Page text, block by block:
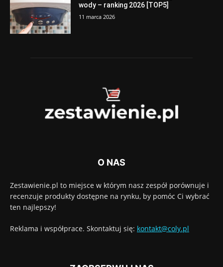
wody – ranking 2026 [TOP5]
11 marca 2026
O NAS
Zestawienie.pl to miejsce w którym nasz zespół porównuje i
recenzuje produkty dostępne na rynku, by pomóc Ci wybrać
ten najlepszy!
Reklama i współprace. Skontaktuj się: kontakt@coly.pl